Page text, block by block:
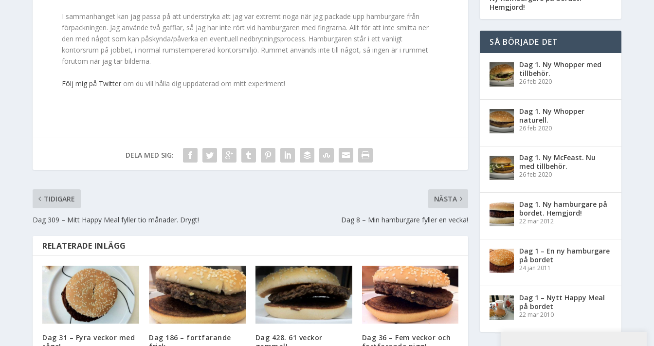
I sammanhanget kan jag passa på att understryka att jag var extremt noga när jag packade upp hamburgare från
förpackningen. Jag använde två gafflar, så jag har inte rört vid hamburgaren med fingrarna. Allt för att inte smitta ner
den med något som kan påskynda/påverka en eventuell nedbrytningsprocess. Hamburgaren står i ett vanligt
kontorsrum på jobbet, i normal rumstempererad kontorsmiljö. Rummet används inte till något, så ingen är i rummet
förutom när jag tar bilderna.
Följ mig på Twitter om du vill hålla dig uppdaterad om mitt experiment!
DELA MED SIG:
TIDIGARE
Dag 309 – Mitt Happy Meal fyller tio månader. Drygt!
NÄSTA
Dag 8 – Min hamburgare fyller en vecka!
RELATERADE INLÄGG
Dag 31 – Fyra veckor med
Dag 186 – fortfarande
Dag 428. 61 veckor
Dag 36 – Fem veckor och
Hemgjord!
SÅ BÖRJADE DET
Dag 1. Ny Whopper med
tillbehör.
26 feb 2020
Dag 1. Ny Whopper
naturell.
26 feb 2020
Dag 1. Ny McFeast. Nu
med tillbehör.
26 feb 2020
Dag 1. Ny hamburgare på
bordet. Hemgjord!
22 mar 2012
Dag 1 – En ny hamburgare
på bordet
24 jan 2011
Dag 1 – Nytt Happy Meal
på bordet
22 mar 2010